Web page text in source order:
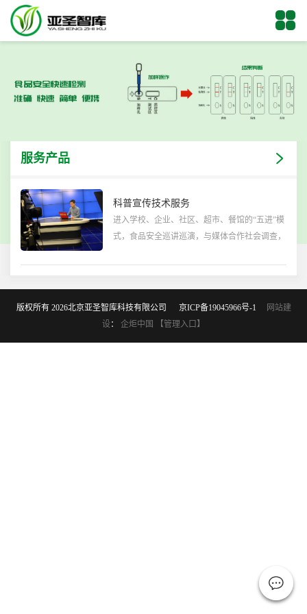
服务产品
科普宣传技术服务
进入学校、企业、社区、超市、餐馆的“五进”模
式，食品安全巡讲巡演，与媒体合作社会调查，
版权所有 2026北京亚圣智库科技有限公司 京ICP备19045966号-1
网站建
设： 企炬中国 【管理入口】